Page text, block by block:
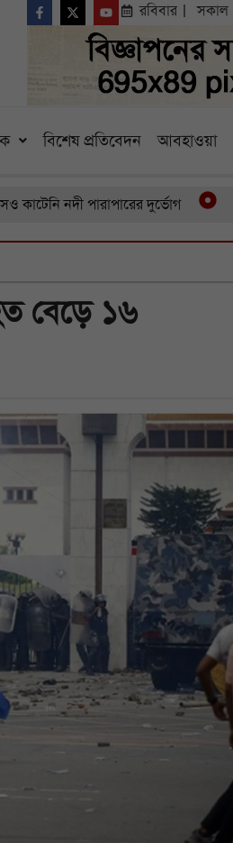
রবিবার সকাল
বিশেষ প্রতিবেদন আবহাওয়া
পারাপারের দুর্ভোগ
বেড়ে ১৬